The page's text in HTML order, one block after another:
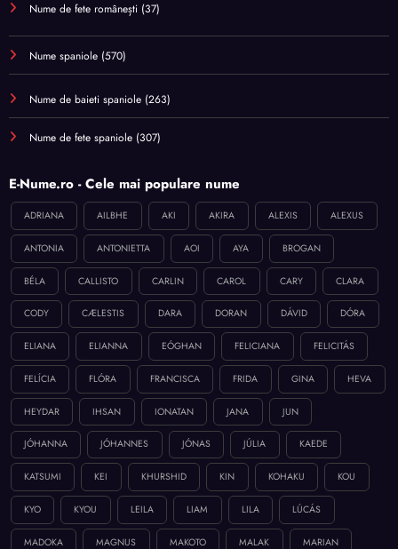
Nume de fete românești (37)
Nume spaniole (570)
Nume de baieti spaniole (263)
Nume de fete spaniole (307)
E-Nume.ro - Cele mai populare nume
ADRIANA AILBHE AKI AKIRA ALEXIS ALEXUS
ANTONIA ANTONIETTA AOI AYA BROGAN
BÉLA CALLISTO CARLIN CAROL CARY CLARA
CODY CÆLESTIS DARA DORAN DÁVID DÓRA
ELIANA ELIANNA EÓGHAN FELICIANA FELICITÁS
FELÍCIA FLÓRA FRANCISCA FRIDA GINA HEVA
HEYDAR IHSAN IONATAN JANA JUN
JÓHANNA JÓHANNES JÓNAS JÚLIA KAEDE
KATSUMI KEI KHURSHID KIN KOHAKU KOU
KYO KYOU LEILA LIAM LILA LÚCÁS
MADOKA MAGNUS MAKOTO MALAK MARIAN